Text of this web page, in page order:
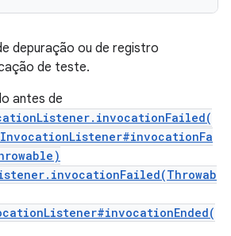
depuração ou de registro
de teste.
antes de